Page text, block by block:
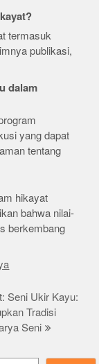
termasuk
publikasi,
dalam
yang dapat
tentang
hikayat
bahwa nilai-
berkembang
Seni Ukir Kayu:
Tradisi
Seni